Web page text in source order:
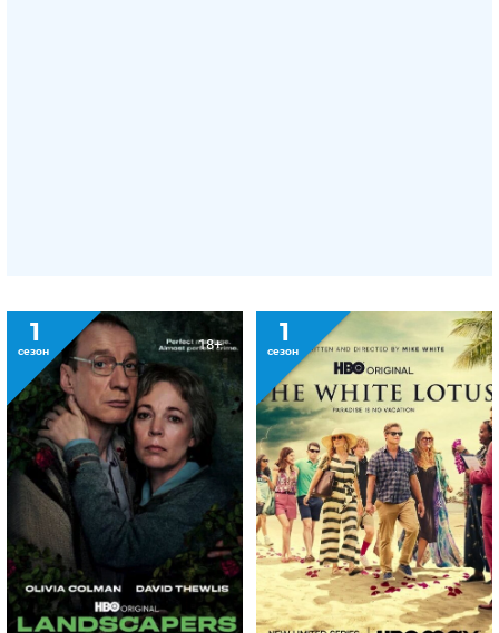
1
сезон 18+ 1
сезон